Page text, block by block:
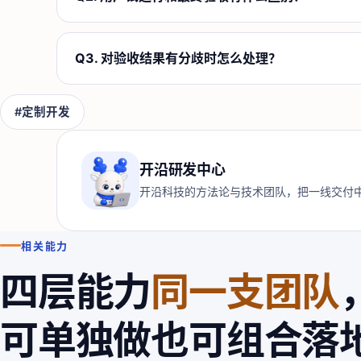
Q3. 对验收结果有分歧时怎么处理？
#定制开发
开沿研发中心
开沿科技的方法论与技术团队，把一线交付
相关能力
四层能力同一支团队
可单独做也可组合落